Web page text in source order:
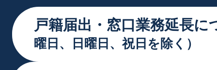
戸籍届出・窓口業務延長に
曜日、日曜日、祝日を除く）